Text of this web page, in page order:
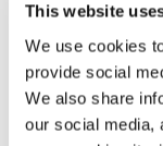
This website
We use cookies
provide social
We also share
our social media,